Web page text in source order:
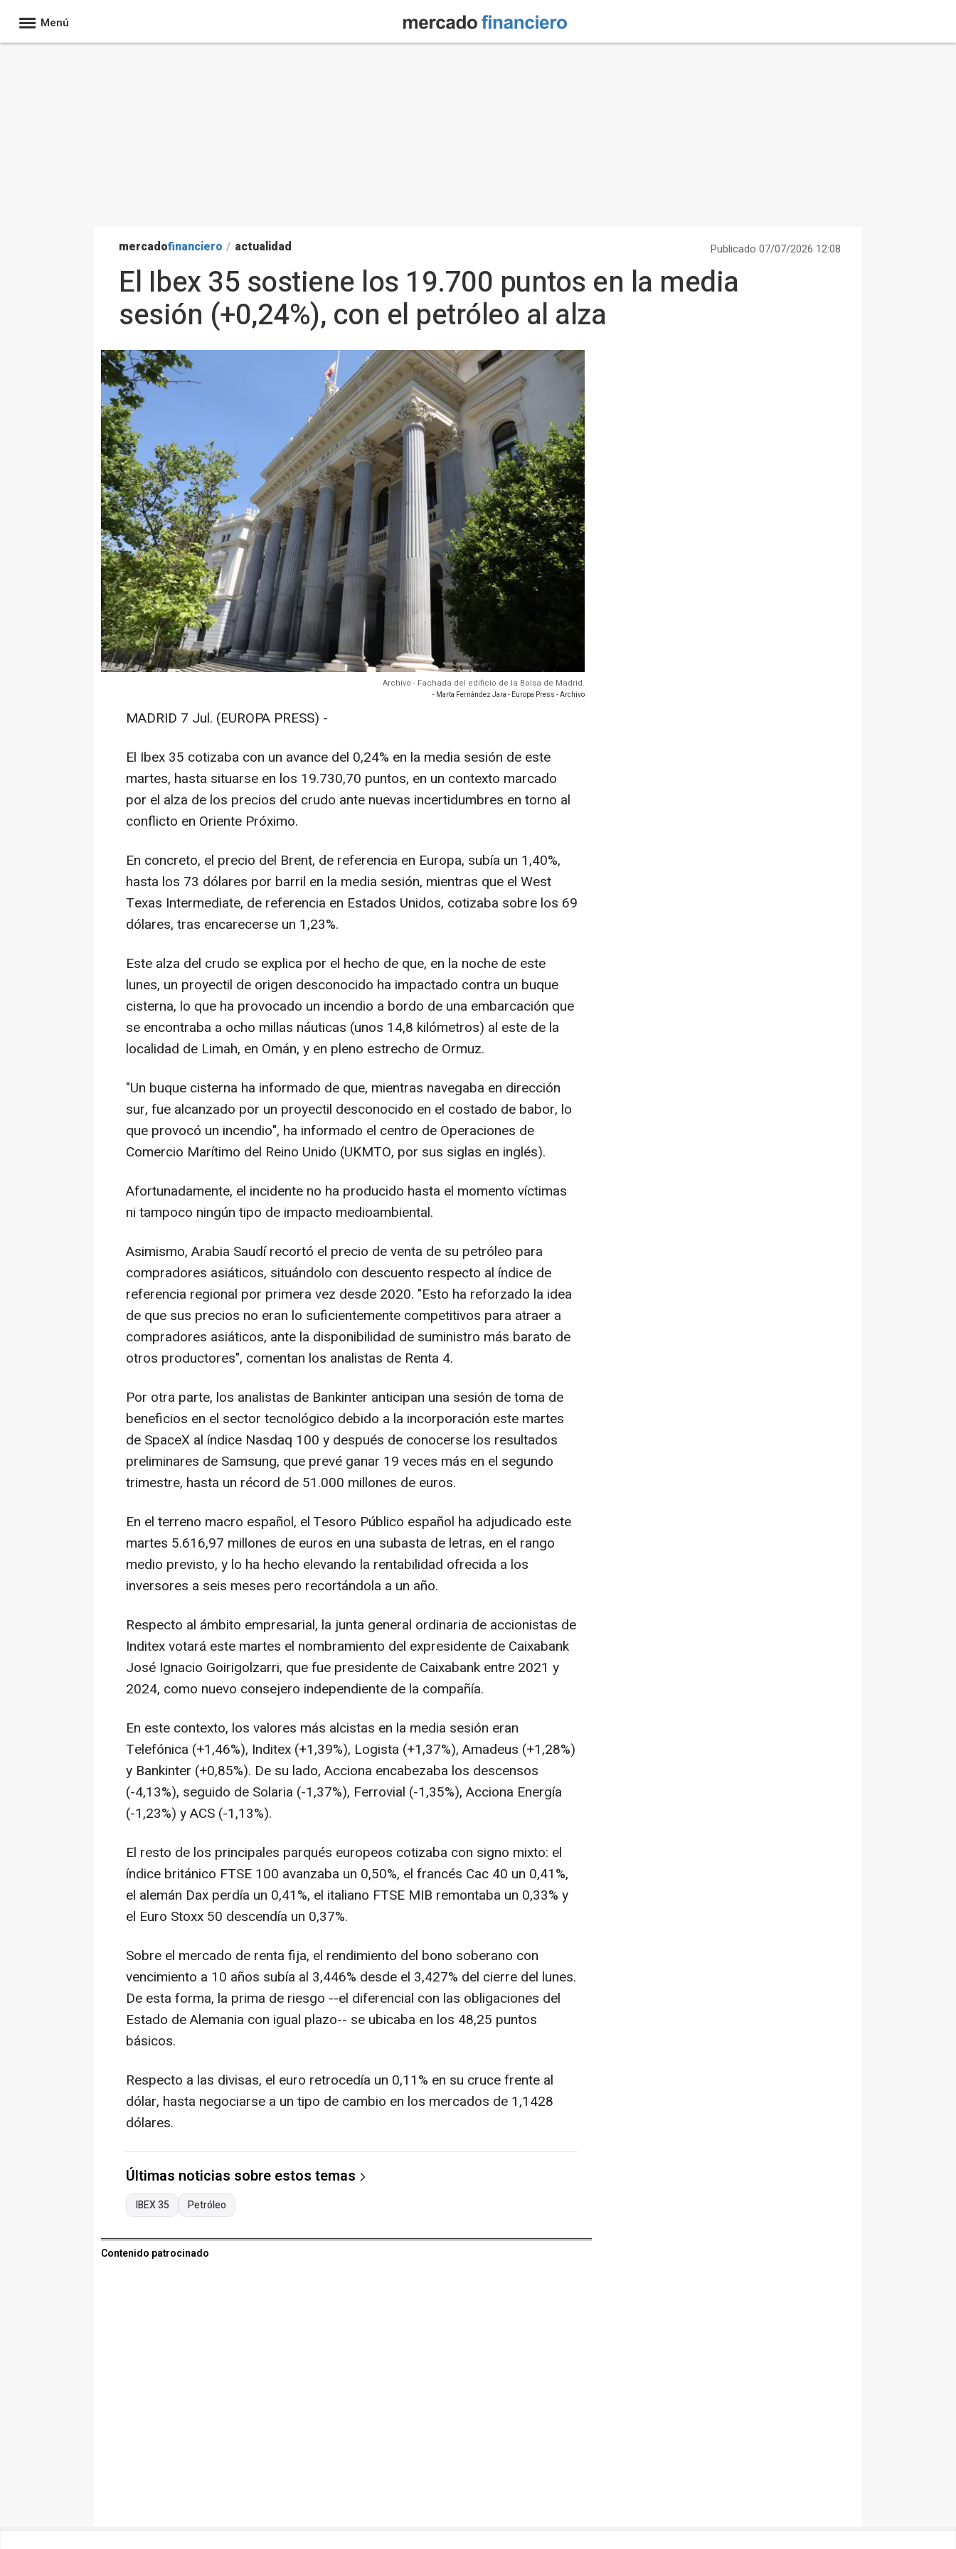
Menú
mercadofinanciero / actualidad Publicado 07/07/2026 12:08
El Ibex 35 sostiene los 19.700 puntos en la media
sesión (+0,24%), con el petróleo al alza
Archivo - Fachada del edificio de la Bolsa de Madrid.
- Marta Fernández Jara - Europa Press - Archivo
MADRID 7 Jul. (EUROPA PRESS) -
El Ibex 35 cotizaba con un avance del 0,24% en la media sesión de este
martes, hasta situarse en los 19.730,70 puntos, en un contexto marcado
por el alza de los precios del crudo ante nuevas incertidumbres en torno al
conflicto en Oriente Próximo.
En concreto, el precio del Brent, de referencia en Europa, subía un 1,40%,
hasta los 73 dólares por barril en la media sesión, mientras que el West
Texas Intermediate, de referencia en Estados Unidos, cotizaba sobre los 69
dólares, tras encarecerse un 1,23%.
Este alza del crudo se explica por el hecho de que, en la noche de este
lunes, un proyectil de origen desconocido ha impactado contra un buque
cisterna, lo que ha provocado un incendio a bordo de una embarcación que
se encontraba a ocho millas náuticas (unos 14,8 kilómetros) al este de la
localidad de Limah, en Omán, y en pleno estrecho de Ormuz.
"Un buque cisterna ha informado de que, mientras navegaba en dirección
sur, fue alcanzado por un proyectil desconocido en el costado de babor, lo
que provocó un incendio", ha informado el centro de Operaciones de
Comercio Marítimo del Reino Unido (UKMTO, por sus siglas en inglés).
Afortunadamente, el incidente no ha producido hasta el momento víctimas
ni tampoco ningún tipo de impacto medioambiental.
Asimismo, Arabia Saudí recortó el precio de venta de su petróleo para
compradores asiáticos, situándolo con descuento respecto al índice de
referencia regional por primera vez desde 2020. "Esto ha reforzado la idea
de que sus precios no eran lo suficientemente competitivos para atraer a
compradores asiáticos, ante la disponibilidad de suministro más barato de
otros productores", comentan los analistas de Renta 4.
Por otra parte, los analistas de Bankinter anticipan una sesión de toma de
beneficios en el sector tecnológico debido a la incorporación este martes
de SpaceX al índice Nasdaq 100 y después de conocerse los resultados
preliminares de Samsung, que prevé ganar 19 veces más en el segundo
trimestre, hasta un récord de 51.000 millones de euros.
En el terreno macro español, el Tesoro Público español ha adjudicado este
martes 5.616,97 millones de euros en una subasta de letras, en el rango
medio previsto, y lo ha hecho elevando la rentabilidad ofrecida a los
inversores a seis meses pero recortándola a un año.
Respecto al ámbito empresarial, la junta general ordinaria de accionistas de
Inditex votará este martes el nombramiento del expresidente de Caixabank
José Ignacio Goirigolzarri, que fue presidente de Caixabank entre 2021 y
2024, como nuevo consejero independiente de la compañía.
En este contexto, los valores más alcistas en la media sesión eran
Telefónica (+1,46%), Inditex (+1,39%), Logista (+1,37%), Amadeus (+1,28%)
y Bankinter (+0,85%). De su lado, Acciona encabezaba los descensos
(-4,13%), seguido de Solaria (-1,37%), Ferrovial (-1,35%), Acciona Energía
(-1,23%) y ACS (-1,13%).
El resto de los principales parqués europeos cotizaba con signo mixto: el
índice británico FTSE 100 avanzaba un 0,50%, el francés Cac 40 un 0,41%,
el alemán Dax perdía un 0,41%, el italiano FTSE MIB remontaba un 0,33% y
el Euro Stoxx 50 descendía un 0,37%.
Sobre el mercado de renta fija, el rendimiento del bono soberano con
vencimiento a 10 años subía al 3,446% desde el 3,427% del cierre del lunes.
De esta forma, la prima de riesgo --el diferencial con las obligaciones del
Estado de Alemania con igual plazo-- se ubicaba en los 48,25 puntos
básicos.
Respecto a las divisas, el euro retrocedía un 0,11% en su cruce frente al
dólar, hasta negociarse a un tipo de cambio en los mercados de 1,1428
dólares.
Últimas noticias sobre estos temas
IBEX 35 Petróleo
Contenido patrocinado